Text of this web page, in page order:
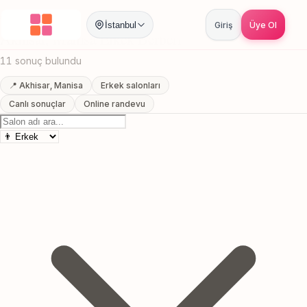
İstanbul Giriş Üye Ol
Anasayfa / Manisa Akhisar Erkek Berberi
Akhisar, Manisa Erkek Berberi
11 sonuç bulundu
📍 Akhisar, Manisa
Erkek salonları
Canlı sonuçlar
Online randevu